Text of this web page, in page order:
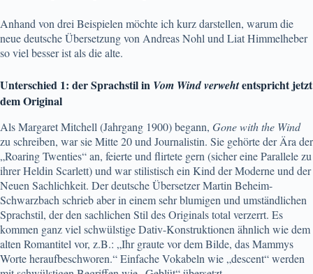
Anhand von drei Beispielen möchte ich kurz darstellen, warum die
neue deutsche Übersetzung von Andreas Nohl und Liat Himmelheber
so viel besser ist als die alte.
Unterschied 1: der Sprachstil in Vom Wind verwehtentspricht jetzt
dem Original
Als Margaret Mitchell (Jahrgang 1900) begann, Gone with the Wind
zu schreiben, war sie Mitte 20 und Journalistin. Sie gehörte der Ära der
„Roaring Twenties“ an, feierte und flirtete gern (sicher eine Parallele zu
ihrer Heldin Scarlett) und war stilistisch ein Kind der Moderne und der
Neuen Sachlichkeit. Der deutsche Übersetzer Martin Beheim-
Schwarzbach schrieb aber in einem sehr blumigen und umständlichen
Sprachstil, der den sachlichen Stil des Originals total verzerrt. Es
kommen ganz viel schwülstige Dativ-Konstruktionen ähnlich wie dem
alten Romantitel vor, z.B.: „Ihr graute vor dem Bilde, das Mammys
Worte heraufbeschworen.“Einfache Vokabeln wie „descent“ werden